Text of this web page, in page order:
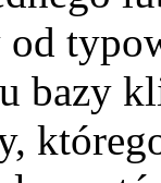
od
bazy